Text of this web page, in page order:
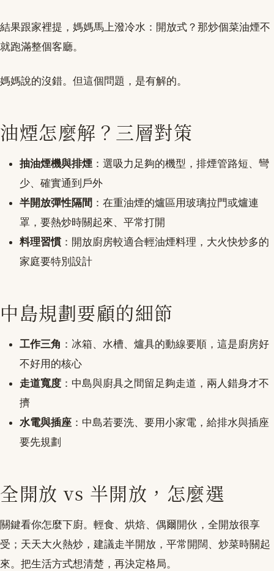
結果跟家裡提，媽媽馬上潑冷水：開放式？那炒個菜油煙不
就跑滿整個客廳。
媽媽說的沒錯。但這個問題，是有解的。
油煙怎麼解？三層對策
抽油煙機與排煙 ：選吸力足夠的機型，排煙管路短、彎
少、確實通到戶外
半開放彈性隔間 ：在重油煙的爐區用玻璃拉門或爐連
罩，要熱炒時關起來、平常打開
料理習慣 ：開放廚房較適合輕油煙料理，大火快炒多的
家庭要特別設計
中島規劃要顧的細節
工作三角 ：冰箱、水槽、爐具的動線要順，這是廚房好
不好用的核心
走道寬度 ：中島與廚具之間留足夠走道，兩人錯身才不
擠
水電與插座 ：中島若要洗、要用小家電，給排水與插座
要先規劃
全開放 vs 半開放，怎麼選
關鍵看你怎麼下廚。輕食、烘焙、偶爾開伙，全開放很享
受；天天大火熱炒，建議走半開放，平常開闊、炒菜時關起
來。把生活方式想清楚，再決定格局。